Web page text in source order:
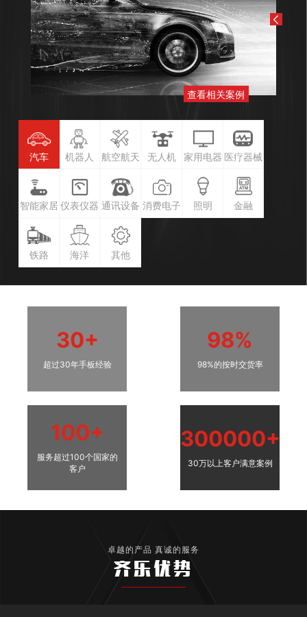
查看相关案例
汽车 机器人 航空航天 无人机 家用电器 医疗器械
智能家居 仪表仪器 通讯设备 消费电子 照明 金融
铁路 海洋 其他
30+
超过30年手板经验
98%
98%的按时交货率
100+
服务超过100个国家的
客户
300000+
30万以上客户满意案例
卓越的产品 真诚的服务
齐乐优势